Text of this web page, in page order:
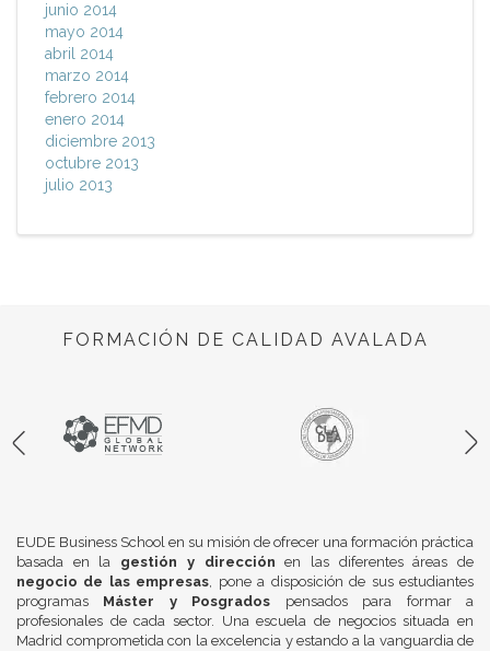
junio 2014
mayo 2014
abril 2014
marzo 2014
febrero 2014
enero 2014
diciembre 2013
octubre 2013
julio 2013
FORMACIÓN DE CALIDAD AVALADA
EUDE Business School en su misión de ofrecer una formación práctica
basada en la gestión y dirección en las diferentes áreas de
negocio de las empresas, pone a disposición de sus estudiantes
programas Máster y Posgrados pensados para formar a
profesionales de cada sector. Una escuela de negocios situada en
Madrid comprometida con la excelencia y estando a la vanguardia de